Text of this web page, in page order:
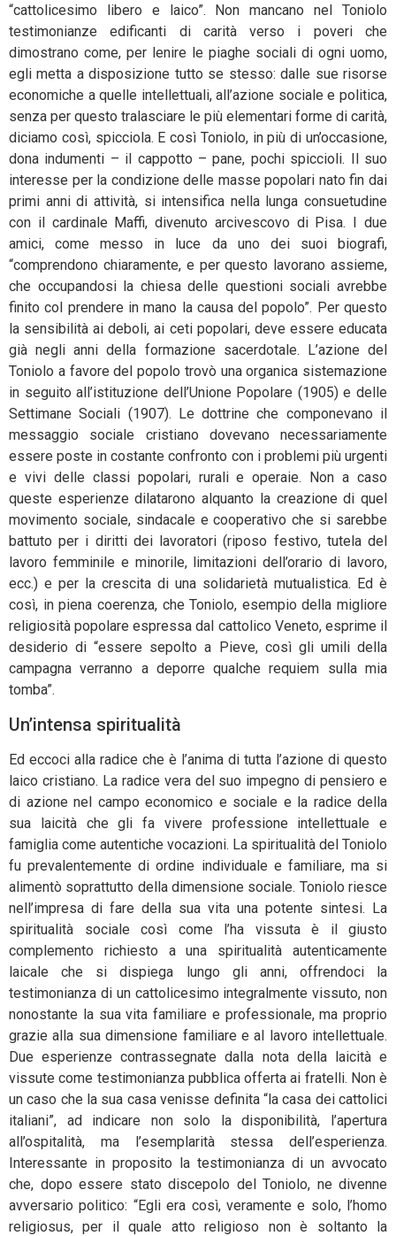
“cattolicesimo libero e laico”. Non mancano nel Toniolo
testimonianze edificanti di carità verso i poveri che
dimostrano come, per lenire le piaghe sociali di ogni uomo,
egli metta a disposizione tutto se stesso: dalle sue risorse
economiche a quelle intellettuali, all’azione sociale e politica,
senza per questo tralasciare le più elementari forme di carità,
diciamo così, spicciola. E così Toniolo, in più di un’occasione,
dona indumenti – il cappotto – pane, pochi spiccioli. Il suo
interesse per la condizione delle masse popolari nato fin dai
primi anni di attività, si intensifica nella lunga consuetudine
con il cardinale Maffi, divenuto arcivescovo di Pisa. I due
amici, come messo in luce da uno dei suoi biografi,
“comprendono chiaramente, e per questo lavorano assieme,
che occupandosi la chiesa delle questioni sociali avrebbe
finito col prendere in mano la causa del popolo”. Per questo
la sensibilità ai deboli, ai ceti popolari, deve essere educata
già negli anni della formazione sacerdotale. L’azione del
Toniolo a favore del popolo trovò una organica sistemazione
in seguito all’istituzione dell’Unione Popolare (1905) e delle
Settimane Sociali (1907). Le dottrine che componevano il
messaggio sociale cristiano dovevano necessariamente
essere poste in costante confronto con i problemi più urgenti
e vivi delle classi popolari, rurali e operaie. Non a caso
queste esperienze dilatarono alquanto la creazione di quel
movimento sociale, sindacale e cooperativo che si sarebbe
battuto per i diritti dei lavoratori (riposo festivo, tutela del
lavoro femminile e minorile, limitazioni dell’orario di lavoro,
ecc.) e per la crescita di una solidarietà mutualistica. Ed è
così, in piena coerenza, che Toniolo, esempio della migliore
religiosità popolare espressa dal cattolico Veneto, esprime il
desiderio di “essere sepolto a Pieve, così gli umili della
campagna verranno a deporre qualche requiem sulla mia
tomba”.
Un’intensa spiritualità
Ed eccoci alla radice che è l’anima di tutta l’azione di questo
laico cristiano. La radice vera del suo impegno di pensiero e
di azione nel campo economico e sociale e la radice della
sua laicità che gli fa vivere professione intellettuale e
famiglia come autentiche vocazioni. La spiritualità del Toniolo
fu prevalentemente di ordine individuale e familiare, ma si
alimentò soprattutto della dimensione sociale. Toniolo riesce
nell’impresa di fare della sua vita una potente sintesi. La
spiritualità sociale così come l’ha vissuta è il giusto
complemento richiesto a una spiritualità autenticamente
laicale che si dispiega lungo gli anni, offrendoci la
testimonianza di un cattolicesimo integralmente vissuto, non
nonostante la sua vita familiare e professionale, ma proprio
grazie alla sua dimensione familiare e al lavoro intellettuale.
Due esperienze contrassegnate dalla nota della laicità e
vissute come testimonianza pubblica offerta ai fratelli. Non è
un caso che la sua casa venisse definita “la casa dei cattolici
italiani”, ad indicare non solo la disponibilità, l’apertura
all’ospitalità, ma l’esemplarità stessa dell’esperienza.
Interessante in proposito la testimonianza di un avvocato
che, dopo essere stato discepolo del Toniolo, ne divenne
avversario politico: “Egli era così, veramente e solo, l’homo
religiosus, per il quale atto religioso non è soltanto la